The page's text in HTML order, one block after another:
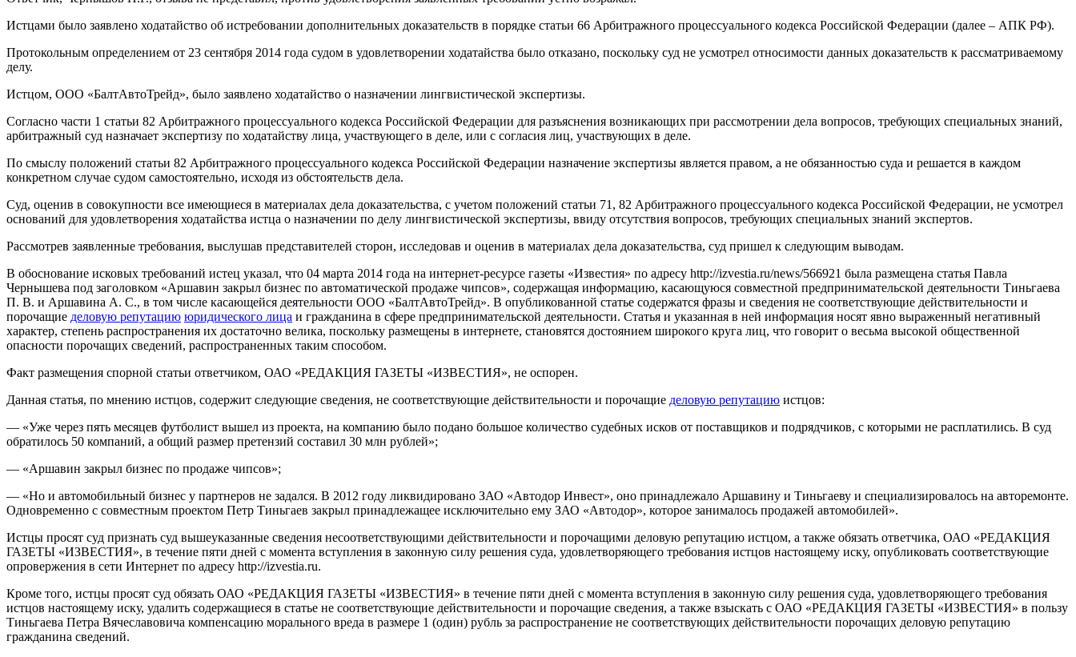
Истцами было заявлено ходатайство об истребовании дополнительных доказательств в порядке статьи 66 Арбитражного процессуального кодекса Российской Федерации (далее – АПК РФ).
Протокольным определением от 23 сентября 2014 года судом в удовлетворении ходатайства было отказано, поскольку суд не усмотрел относимости данных доказательств к рассматриваемому
делу.
Истцом, ООО «БалтАвтоТрейд», было заявлено ходатайство о назначении лингвистической экспертизы.
Согласно части 1 статьи 82 Арбитражного процессуального кодекса Российской Федерации для разъяснения возникающих при рассмотрении дела вопросов, требующих специальных знаний,
арбитражный суд назначает экспертизу по ходатайству лица, участвующего в деле, или с согласия лиц, участвующих в деле.
По смыслу положений статьи 82 Арбитражного процессуального кодекса Российской Федерации назначение экспертизы является правом, а не обязанностью суда и решается в каждом
конкретном случае судом самостоятельно, исходя из обстоятельств дела.
Суд, оценив в совокупности все имеющиеся в материалах дела доказательства, с учетом положений статьи 71, 82 Арбитражного процессуального кодекса Российской Федерации, не усмотрел
оснований для удовлетворения ходатайства истца о назначении по делу лингвистической экспертизы, ввиду отсутствия вопросов, требующих специальных знаний экспертов.
Рассмотрев заявленные требования, выслушав представителей сторон, исследовав и оценив в материалах дела доказательства, суд пришел к следующим выводам.
В обоснование исковых требований истец указал, что 04 марта 2014 года на интернет-ресурсе газеты «Известия» по адресу http://izvestia.ru/news/566921 была размещена статья Павла
Чернышева под заголовком «Аршавин закрыл бизнес по автоматической продаже чипсов», содержащая информацию, касающуюся совместной предпринимательской деятельности Тиньгаева
П. В. и Аршавина А. С., в том числе касающейся деятельности ООО «БалтАвтоТрейд». В опубликованной статье содержатся фразы и сведения не соответствующие действительности и
порочащие деловую репутацию юридического лица и гражданина в сфере предпринимательской деятельности. Статья и указанная в ней информация носят явно выраженный негативный
характер, степень распространения их достаточно велика, поскольку размещены в интернете, становятся достоянием широкого круга лиц, что говорит о весьма высокой общественной
опасности порочащих сведений, распространенных таким способом.
Факт размещения спорной статьи ответчиком, ОАО «РЕДАКЦИЯ ГАЗЕТЫ «ИЗВЕСТИЯ», не оспорен.
Данная статья, по мнению истцов, содержит следующие сведения, не соответствующие действительности и порочащие деловую репутацию истцов:
— «Уже через пять месяцев футболист вышел из проекта, на компанию было подано большое количество судебных исков от поставщиков и подрядчиков, с которыми не расплатились. В суд
обратилось 50 компаний, а общий размер претензий составил 30 млн рублей»;
— «Аршавин закрыл бизнес по продаже чипсов»;
— «Но и автомобильный бизнес у партнеров не задался. В 2012 году ликвидировано ЗАО «Автодор Инвест», оно принадлежало Аршавину и Тиньгаеву и специализировалось на авторемонте.
Одновременно с совместным проектом Петр Тиньгаев закрыл принадлежащее исключительно ему ЗАО «Автодор», которое занималось продажей автомобилей».
Истцы просят суд признать суд вышеуказанные сведения несоответствующими действительности и порочащими деловую репутацию истцом, а также обязать ответчика, ОАО «РЕДАКЦИЯ
ГАЗЕТЫ «ИЗВЕСТИЯ», в течение пяти дней с момента вступления в законную силу решения суда, удовлетворяющего требования истцов настоящему иску, опубликовать соответствующие
опровержения в сети Интернет по адресу http://izvestia.ru.
Кроме того, истцы просят суд обязать ОАО «РЕДАКЦИЯ ГАЗЕТЫ «ИЗВЕСТИЯ» в течение пяти дней с момента вступления в законную силу решения суда, удовлетворяющего требования
истцов настоящему иску, удалить содержащиеся в статье не соответствующие действительности и порочащие сведения, а также взыскать с ОАО «РЕДАКЦИЯ ГАЗЕТЫ «ИЗВЕСТИЯ» в пользу
Тиньгаева Петра Вячеславовича компенсацию морального вреда в размере 1 (один) рубль за распространение не соответствующих действительности порочащих деловую репутацию
гражданина сведений.